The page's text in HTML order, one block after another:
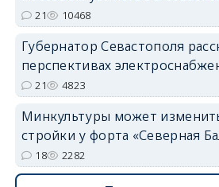
21 10468
Губернатор Севастополя
перспективах
21 4823
Минкультуры может
стройки у форта «Северная
18 2282